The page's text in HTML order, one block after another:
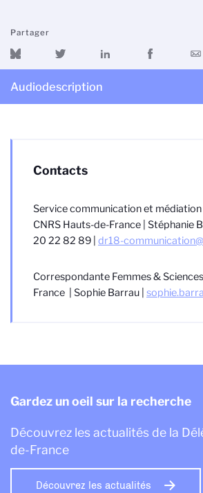
Partager
Audiodescription
Contacts
Service communication et
CNRS Hauts-de-France | Stéphanie
20 22 82 89 | dr18-
Correspondante Femmes &
France | Sophie Barrau |
Gardez un oeil sur la recherche
Découvrez les actualités de la
de-France
Découvrez les actualités